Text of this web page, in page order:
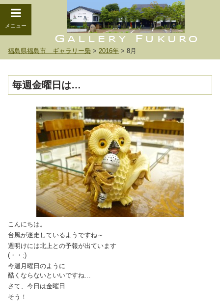
メニュー
福島県福島市 ギャラリー梟 > 2016年 > 8月
毎週金曜日は…
こんにちは。
台風が迷走しているようですね～
週明けには北上との予報が出ています
(・・;)
今週月曜日のように
酷くならないといいですね…
さて、今日は金曜日…
そう！